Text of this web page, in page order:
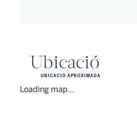
Ubicació
Loading map...
UBICACIÓ APROXIMADA